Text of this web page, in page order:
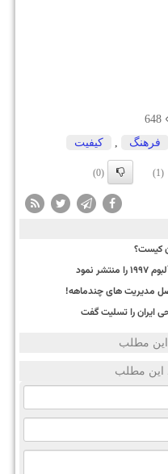
648
فرهنگ , كیفیت
(1)
(0)
نمود
مدیریت های چندماهه!
ایران را تسلیت گفت
این مطلب
این مطلب